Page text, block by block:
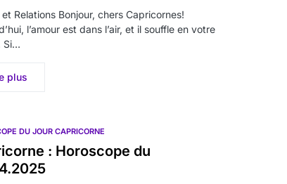
Relations Bonjour, chers Capricornes!
l’amour est dans l’air, et il souffle en votre
Si…
plus
DU JOUR CAPRICORNE
: Horoscope du